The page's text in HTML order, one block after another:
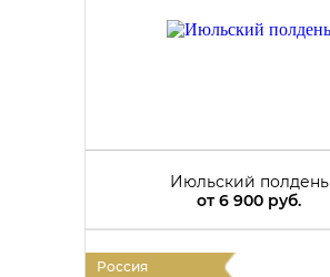
Июльский полдень
от6 900 руб.
Россия